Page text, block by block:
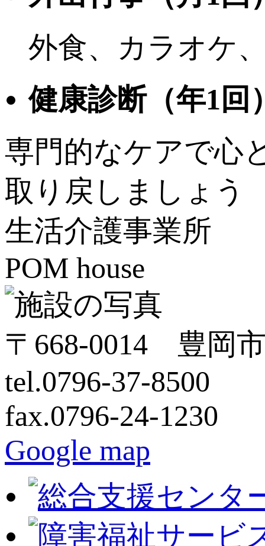
外食、カラオケ
健康診断（年1回
専門的なケアで心
取り戻しましょう
生活介護事業所
POM house
〒668-0014 豊岡
tel.0796-37-8500
fax.0796-24-1230
Google map